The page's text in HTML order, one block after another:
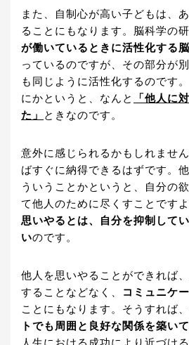
また、自制心が高い子どもは、
ることにもなります。脳科学の
が働いているときに活性化する
っているのですが、その部分が
も同じように活性化するのです
にかというと、なんと
「他人に
た」
ときなのです。
意外に感じられるかもしれませ
ばすぐに納得できるはずです。
ういうことかというと、自分の
て他人のために尽くすことですよ
思いやるとは、自分を抑制して
いのです。
他人を思いやることができれば
することなどなく、
コミュニケ
ことにもなります。そうすれば、
トでも周囲と良好な関係を築い
人生における成功により近づける